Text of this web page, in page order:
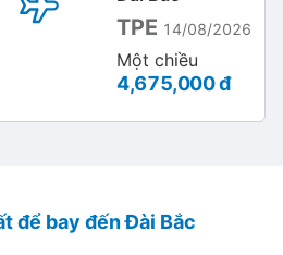
TPE 14/08/2026
Một chiều
4,675,000 đ
để bay đến Đài Bắc